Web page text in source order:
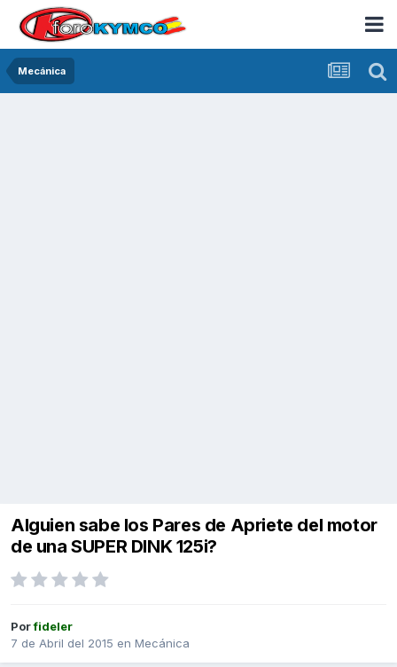
Mecánica
Alguien sabe los Pares de Apriete del motor
de una SUPER DINK 125i?
Porfideler
7 de Abril del 2015 en Mecánica